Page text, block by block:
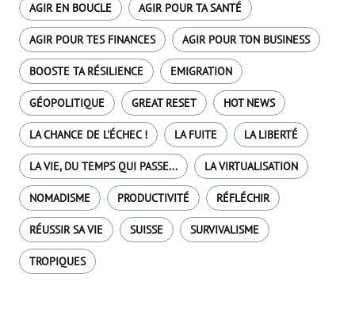
AGIR EN BOUCLE AGIR POUR TA SANTÉ
AGIR POUR TES FINANCES AGIR POUR TON BUSINESS
BOOSTE TA RÉSILIENCE EMIGRATION
GÉOPOLITIQUE GREAT RESET HOT NEWS
LA CHANCE DE L'ÉCHEC ! LA FUITE LA LIBERTÉ
LA VIE, DU TEMPS QUI PASSE... LA VIRTUALISATION
NOMADISME PRODUCTIVITÉ RÉFLÉCHIR
RÉUSSIR SA VIE SUISSE SURVIVALISME
TROPIQUES